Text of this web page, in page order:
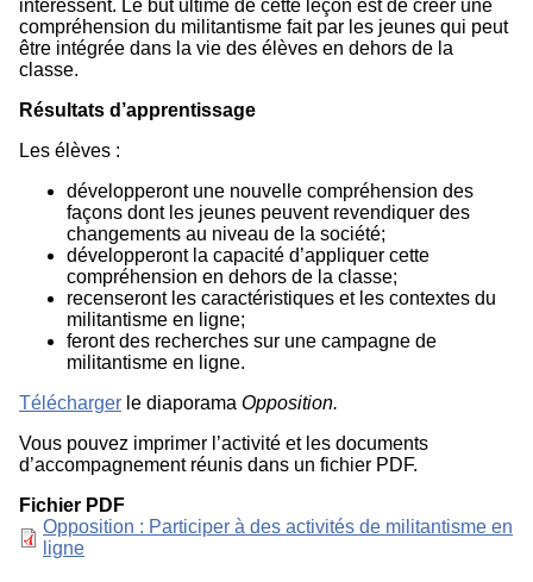
intéressent. Le but ultime de cette leçon est de créer une
compréhension du militantisme fait par les jeunes qui peut
être intégrée dans la vie des élèves en dehors de la
classe.
Résultats d’apprentissage
Les élèves :
développeront une nouvelle compréhension des
façons dont les jeunes peuvent revendiquer des
changements au niveau de la société;
développeront la capacité d’appliquer cette
compréhension en dehors de la classe;
recenseront les caractéristiques et les contextes du
militantisme en ligne;
feront des recherches sur une campagne de
militantisme en ligne.
Télécharger le diaporama Opposition.
Vous pouvez imprimer l’activité et les documents
d’accompagnement réunis dans un fichier PDF.
Fichier PDF
Document
Opposition : Participer à des activités de militantisme en
ligne